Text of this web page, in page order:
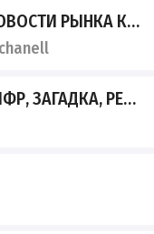
РЫНКА КРИПТОВАЛЮТ
РЕБУС, КОД